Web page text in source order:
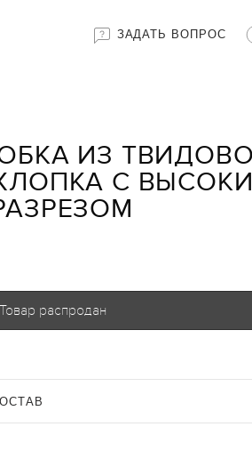
ЗАДАТЬ ВОПРОС
ИЗ
С
Товар распродан